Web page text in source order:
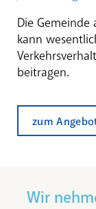
Die Gemeinde
kann
beitragen.
zum
Wir